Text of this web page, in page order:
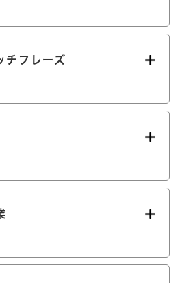
チフレーズ